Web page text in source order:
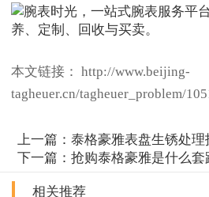
本文链接： http://www.beijing-
tagheuer.cn/tagheuer_problem/
上一篇：泰格豪雅表盘生锈处理
下一篇：抢购泰格豪雅是什么套
相关推荐